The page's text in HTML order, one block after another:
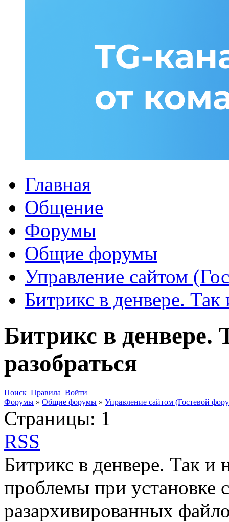
Главная
Общение
Форумы
Общие форумы
Управление сайтом
Битрикс в денвере. Так
Битрикс в денвере.
разобраться
Поиск Правила Войти
Форумы » Общие форумы » Управление сайтом (Гостевой
Страницы: 1
RSS
Битрикс в денвере. Так и
проблемы при установке
разархивированных